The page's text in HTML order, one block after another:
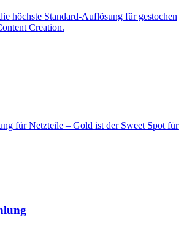
höchste Standard-Auflösung für gestochen
Creation.
für Netzteile – Gold ist der Sweet Spot für